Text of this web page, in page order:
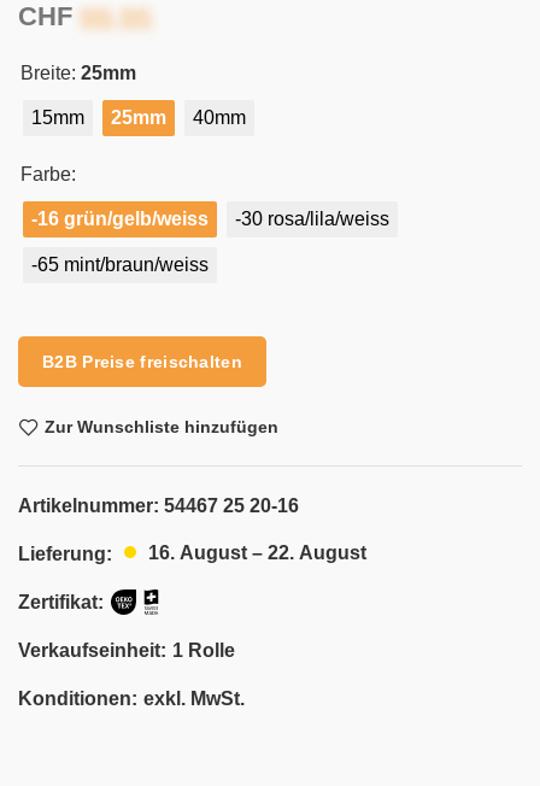
CHF
Breite: 25mm
15mm 25mm 40mm
Farbe:
-16 grün/gelb/weiss -30 rosa/lila/weiss
-65 mint/braun/weiss
B2B Preise freischalten
Zur Wunschliste hinzufügen
Artikelnummer: 54467 25 20-16
Lieferung: 16. August – 22. August
Zertifikat:
Verkaufseinheit: 1 Rolle
Konditionen: exkl. MwSt.